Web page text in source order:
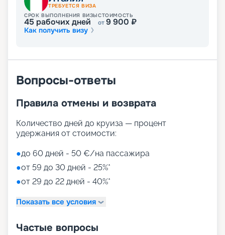
ТРЕБУЕТСЯ ВИЗА
СРОК ВЫПОЛНЕНИЯ ВИЗЫ
45 рабочих дней
СТОИМОСТЬ
от9 900 ₽
Как получить визу
Вопросы-ответы
Правила отмены и возврата
Количество дней до круиза — процент
удержания от стоимости:
●до 60 дней - 50 €/на пассажира
●от 59 до 30 дней - 25%*
●от 29 до 22 дней - 40%*
Показать все условия
Частые вопросы